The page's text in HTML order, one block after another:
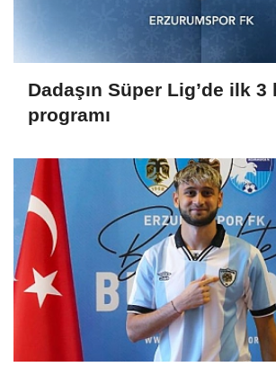
Dadaşın Süper Lig’de ilk 3
programı